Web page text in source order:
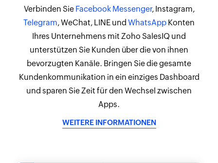
Verbinden Sie Facebook Messenger, Instagram,
Telegram, WeChat, LINE und WhatsApp Konten
Ihres Unternehmens mit Zoho SalesIQ und
unterstützen Sie Kunden über die von ihnen
bevorzugten Kanäle. Bringen Sie die gesamte
Kundenkommunikation in ein einziges Dashboard
und sparen Sie Zeit für den Wechsel zwischen
Apps.
WEITERE INFORMATIONEN